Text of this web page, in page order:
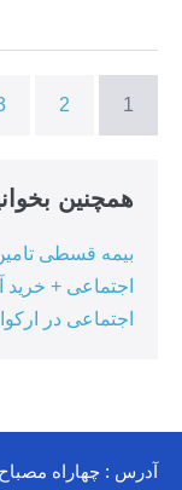
1
2
3
همچنین
بیمه قسطی
اجتماعی + خرید
اجتماعی در
آدرس : چهاراه مصباح